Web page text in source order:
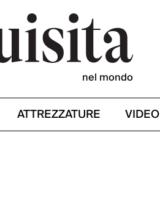
nel mondo
ATTREZZATURE VIDEO